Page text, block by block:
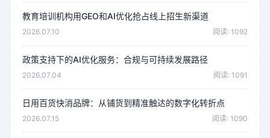
教育培训机构用GEO和AI优化抢占线上招生新渠道
2026.07.10 阅读: 1092
政策支持下的AI优化服务：合规与可持续发展路径
2026.07.04 阅读: 1091
日用百货快消品牌：从铺货到精准触达的数字化转折点
2026.07.15 阅读: 1090